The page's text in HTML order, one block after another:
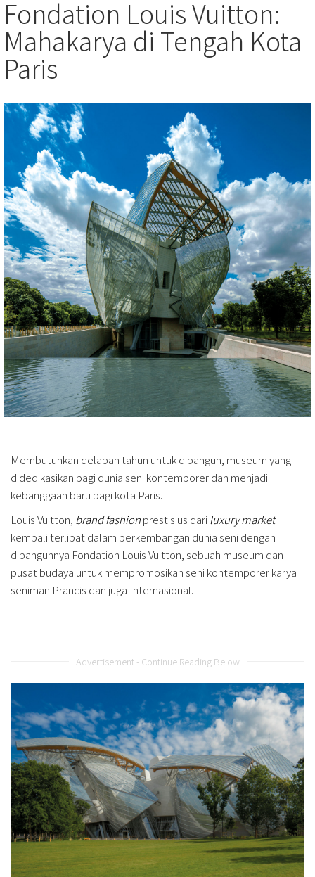
Fondation Louis Vuitton:
Mahakarya di Tengah Kota
Paris
Membutuhkan delapan tahun untuk dibangun, museum yang
didedikasikan bagi dunia seni kontemporer dan menjadi
kebanggaan baru bagi kota Paris.
Louis Vuitton, brand fashionprestisius dari luxury market
kembali terlibat dalam perkembangan dunia seni dengan
dibangunnya Fondation Louis Vuitton, sebuah museum dan
pusat budaya untuk mempromosikan seni kontemporer karya
seniman Prancis dan juga Internasional.
Advertisement - Continue Reading Below